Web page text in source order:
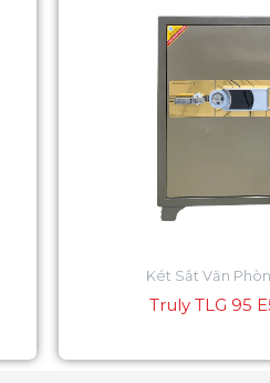
Két Sắt Văn
Truly TLG 95